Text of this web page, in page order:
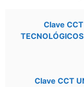
Clave
Clave CCT